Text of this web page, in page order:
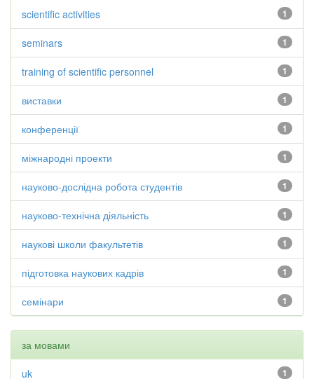
1
scientific activities
1
seminars
1
training of scientific personnel
1
виставки
1
конференції
1
міжнародні проекти
1
науково-дослідна робота студентів
1
науково-технічна діяльність
1
наукові школи факультетів
1
підготовка наукових кадрів
1
семінари
за мовами
1
uk